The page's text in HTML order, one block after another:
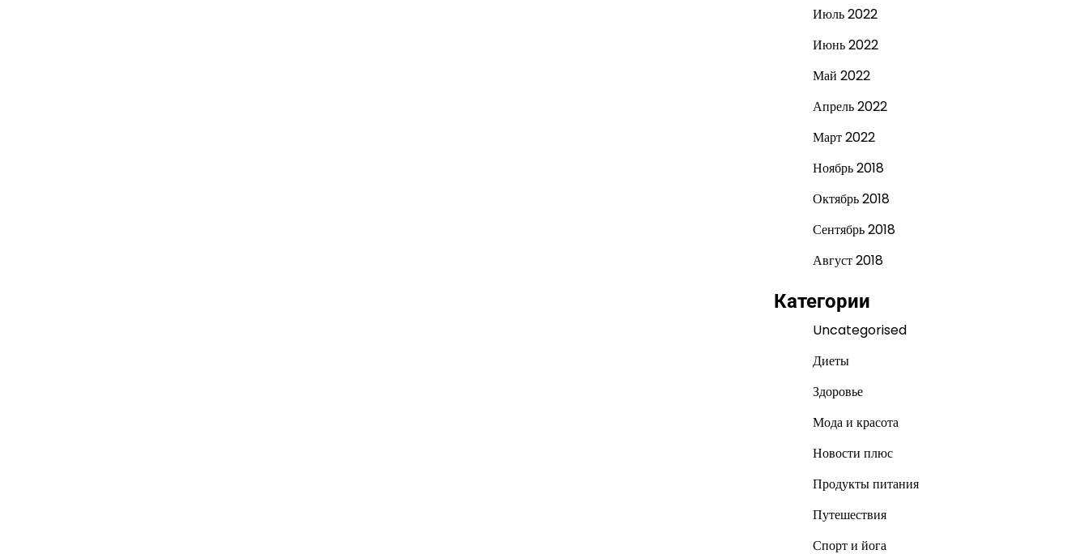
Июль 2022
Июнь 2022
Май 2022
Апрель 2022
Март 2022
Ноябрь 2018
Октябрь 2018
Сентябрь 2018
Август 2018
Категории
Uncategorised
Диеты
Здоровье
Мода и красота
Новости плюс
Продукты питания
Путешествия
Спорт и йога